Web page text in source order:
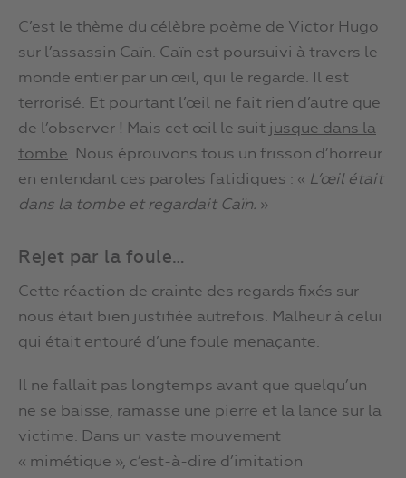
C’est le thème du célèbre poème de Victor Hugo
sur l’assassin Caïn. Caïn est poursuivi à travers le
monde entier par un œil, qui le regarde. Il est
terrorisé. Et pourtant l’œil ne fait rien d’autre que
de l’observer ! Mais cet œil le suit jusque dans la
tombe. Nous éprouvons tous un frisson d’horreur
en entendant ces paroles fatidiques : « L’œil était
dans la tombe et regardait Caïn. »
Rejet par la foule…
Cette réaction de crainte des regards fixés sur
nous était bien justifiée autrefois. Malheur à celui
qui était entouré d’une foule menaçante.
Il ne fallait pas longtemps avant que quelqu’un
ne se baisse, ramasse une pierre et la lance sur la
victime. Dans un vaste mouvement
« mimétique », c’est-à-dire d’imitation